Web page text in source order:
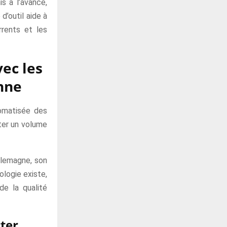
à l’avance,
aide à
et les
les
des
un volume
son
existe,
la qualité